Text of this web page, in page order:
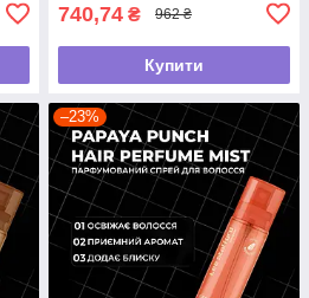
740,74 ₴ 962 ₴
Купити
–23%